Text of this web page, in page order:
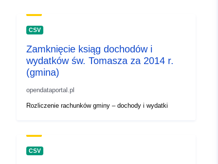
CSV
Zamknięcie ksiąg dochodów i
wydatków św. Tomasza za 2014 r.
(gmina)
opendataportal.pl
Rozliczenie rachunków gminy – dochody i wydatki
CSV